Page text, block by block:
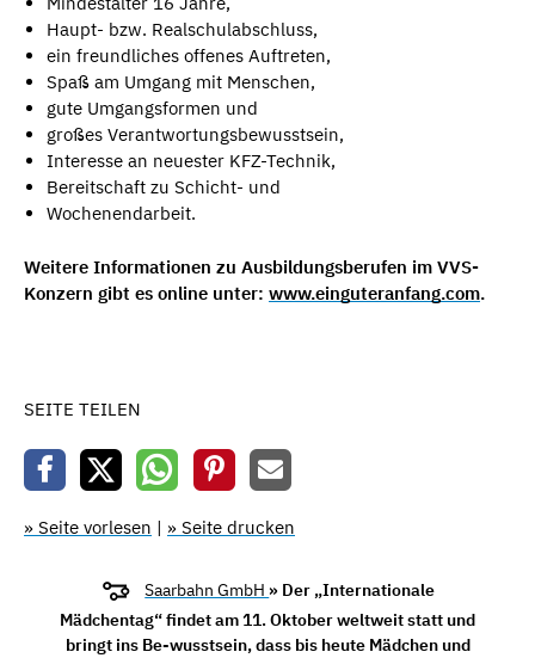
Haupt- bzw. Realschulabschluss,
ein freundliches offenes Auftreten,
Spaß am Umgang mit Menschen,
gute Umgangsformen und
großes Verantwortungsbewusstsein,
Interesse an neuester KFZ-Technik,
Bereitschaft zu Schicht- und
Wochenendarbeit.
Weitere Informationen zu Ausbildungsberufen im VVS-
Konzern gibt es online unter: www.einguteranfang.com.
SEITE TEILEN
» Seite vorlesen | » Seite drucken
Saarbahn GmbH » Der „Internationale
Mädchentag“ findet am 11. Oktober weltweit statt und
bringt ins Be-wusstsein, dass bis heute Mädchen und